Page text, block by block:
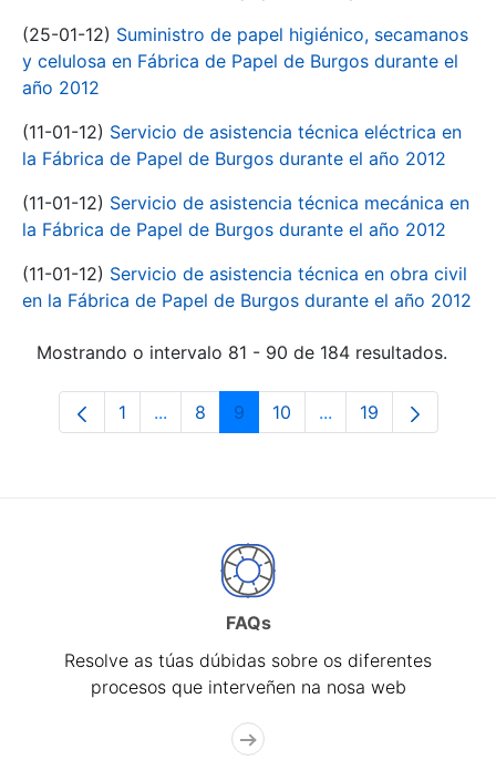
(25-01-12) Suministro de papel higiénico, secamanos
y celulosa en Fábrica de Papel de Burgos durante el
año 2012
(11-01-12) Servicio de asistencia técnica eléctrica en
la Fábrica de Papel de Burgos durante el año 2012
(11-01-12) Servicio de asistencia técnica mecánica en
la Fábrica de Papel de Burgos durante el año 2012
(11-01-12) Servicio de asistencia técnica en obra civil
en la Fábrica de Papel de Burgos durante el año 2012
Mostrando o intervalo 81 - 90 de 184 resultados.
Páxina
1 ...Páxinas intermedias Use pestaña para
Páxina
8 Páxina
9 Páxina
10 ...PáxinasPáxina
19
FAQs
Resolve as túas dúbidas sobre os diferentes
procesos que interveñen na nosa web